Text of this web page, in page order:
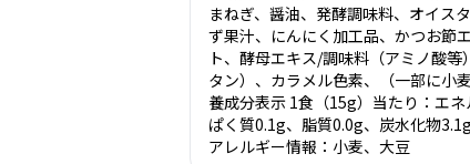
まねぎ、醤油、発酵調味料、オイス
ず果汁、にんにく加工品、かつお節
ト、酵母エキス/調味料（アミノ酸等
タン）、カラメル色素、（一部に小
養成分表示 1食（15g）当たり：エ
ぱく質0.1g、脂質0.0g、炭水化物
アレルギー情報：小麦、大豆